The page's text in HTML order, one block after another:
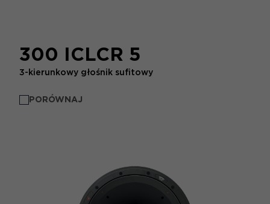
300 ICLCR 5
3-kierunkowy głośnik sufitowy
PORÓWNAJ